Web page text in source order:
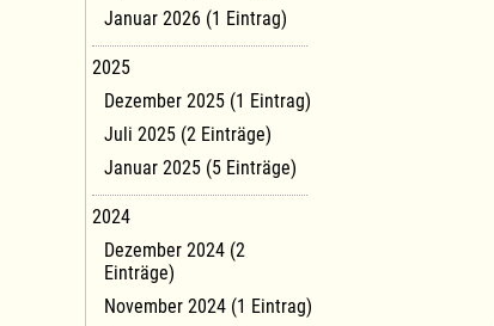
Januar 2026 (1 Eintrag)
2025
Dezember 2025 (1 Eintrag)
Juli 2025 (2 Einträge)
Januar 2025 (5 Einträge)
2024
Dezember 2024 (2
Einträge)
November 2024 (1 Eintrag)